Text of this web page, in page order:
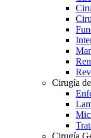
Cirugía
Cirugía